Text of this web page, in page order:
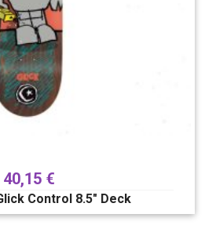
40,15 €
Control 8.5″ Deck